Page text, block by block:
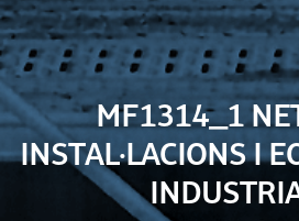
MF1314_1
INSTAL·LACIONS I